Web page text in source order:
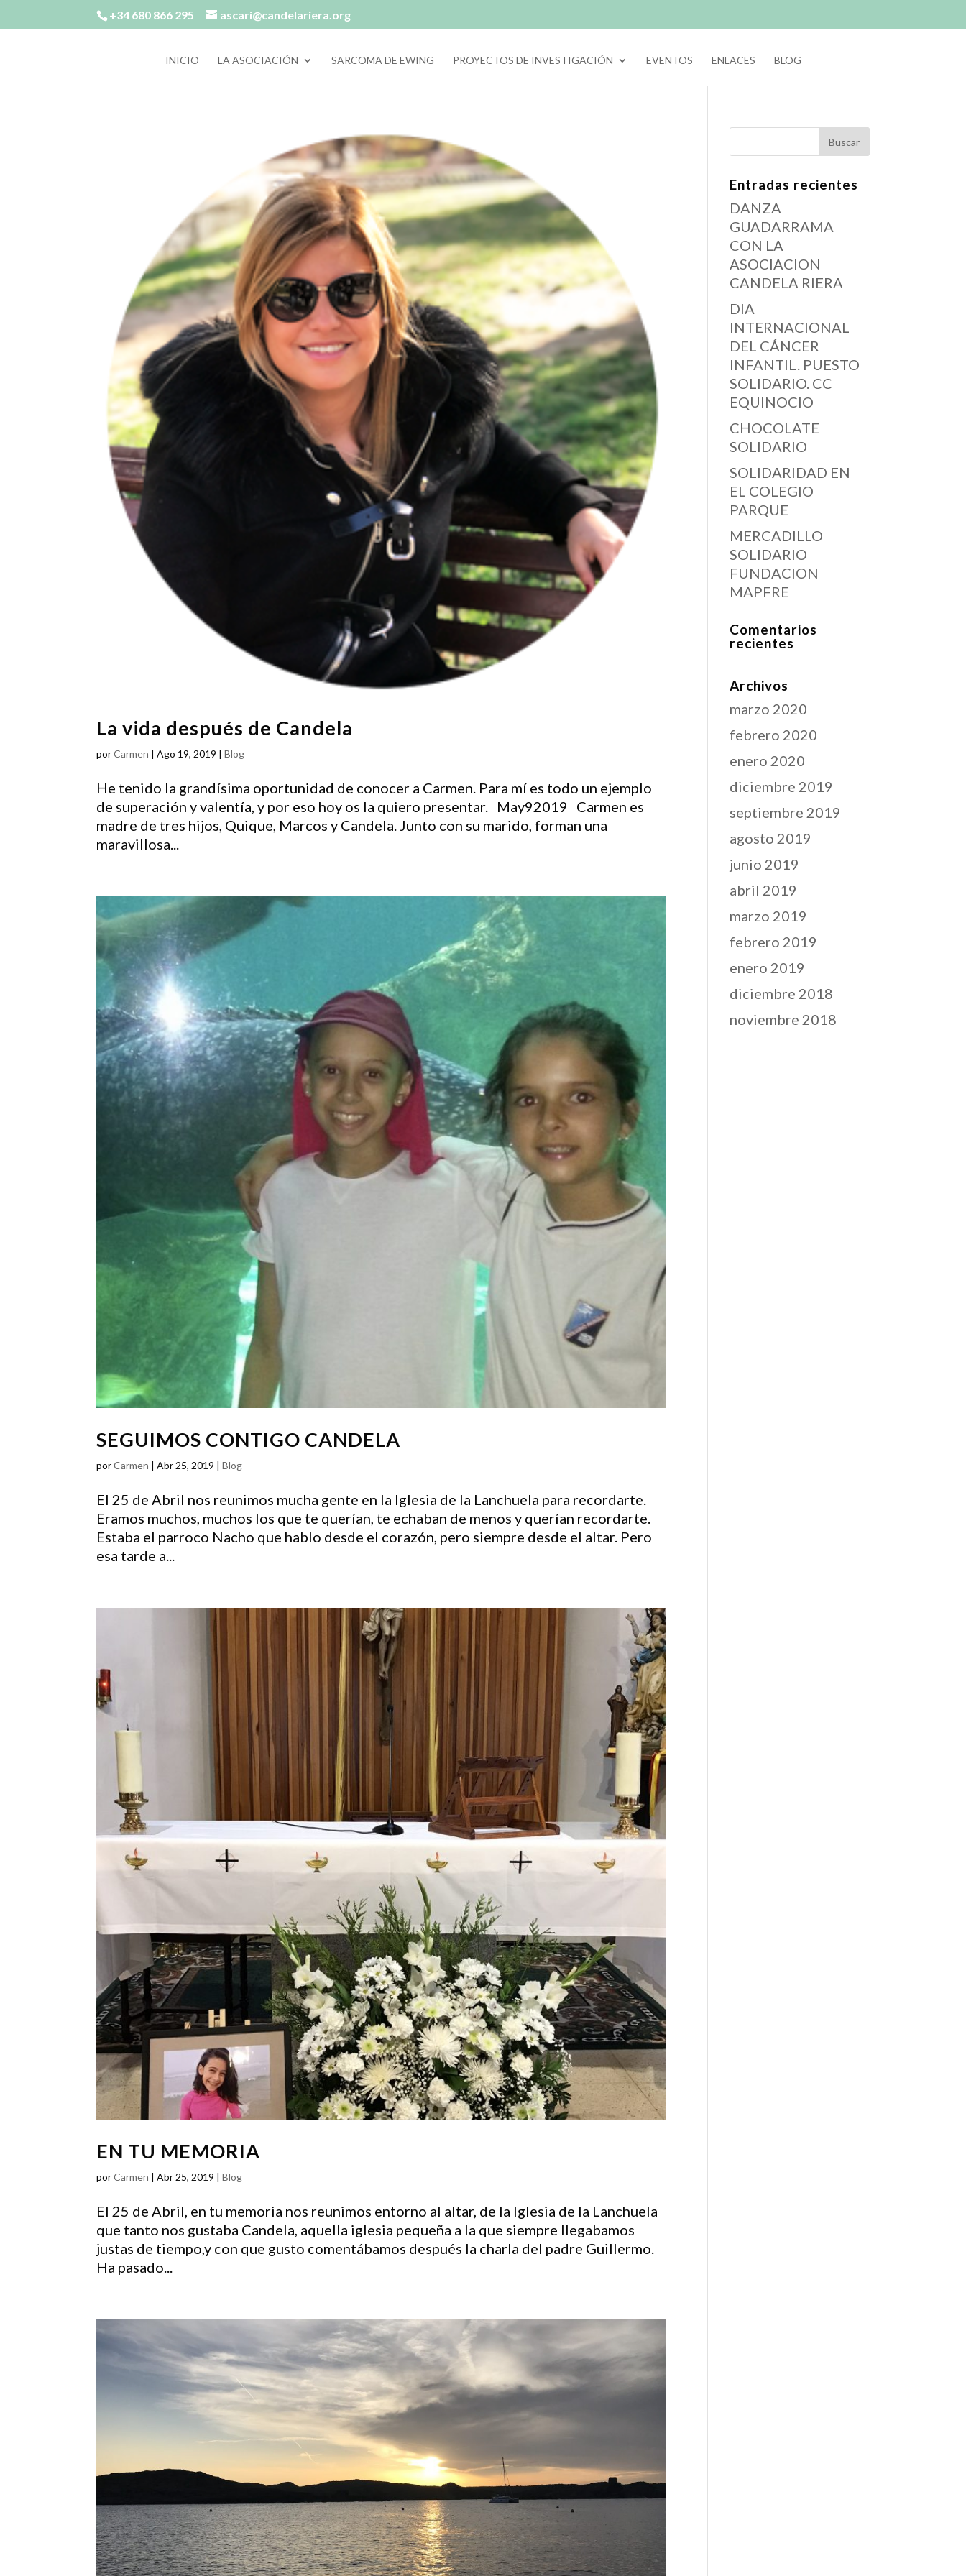
+34 680 866 295 ascari@candelariera.org
INICIO LA ASOCIACIÓN SARCOMA DE EWING PROYECTOS DE INVESTIGACIÓN EVENTOS ENLACES BLOG
La vida después de Candela
porCarmen |Ago 19, 2019 |Blog
He tenido la grandísima oportunidad de conocer a Carmen. Para mí es todo un ejemplo
de superación y valentía, y por eso hoy os la quiero presentar. May92019 Carmen es
madre de tres hijos, Quique, Marcos y Candela. Junto con su marido, forman una
maravillosa...
SEGUIMOS CONTIGO CANDELA
porCarmen |Abr 25, 2019 |Blog
El 25 de Abril nos reunimos mucha gente en la Iglesia de la Lanchuela para recordarte.
Eramos muchos, muchos los que te querían, te echaban de menos y querían recordarte.
Estaba el parroco Nacho que hablo desde el corazón, pero siempre desde el altar. Pero
esa tarde a...
EN TU MEMORIA
porCarmen |Abr 25, 2019 |Blog
El 25 de Abril, en tu memoria nos reunimos entorno al altar, de la Iglesia de la Lanchuela
que tanto nos gustaba Candela, aquella iglesia pequeña a la que siempre llegabamos
justas de tiempo,y con que gusto comentábamos después la charla del padre Guillermo.
Ha pasado...
Entradas recientes
DANZA
GUADARRAMA
CON LA
ASOCIACION
CANDELA RIERA
DIA
INTERNACIONAL
DEL CÁNCER
INFANTIL. PUESTO
SOLIDARIO. CC
EQUINOCIO
CHOCOLATE
SOLIDARIO
SOLIDARIDAD EN
EL COLEGIO
PARQUE
MERCADILLO
SOLIDARIO
FUNDACION
MAPFRE
Comentarios
recientes
Archivos
marzo 2020
febrero 2020
enero 2020
diciembre 2019
septiembre 2019
agosto 2019
junio 2019
abril 2019
marzo 2019
febrero 2019
enero 2019
diciembre 2018
noviembre 2018